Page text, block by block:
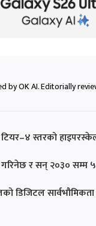
by OK AI. Editorially
स्तरको
गरिनेछ र सन् २०३० सम्म
डिजिटल सार्वभौमिकता